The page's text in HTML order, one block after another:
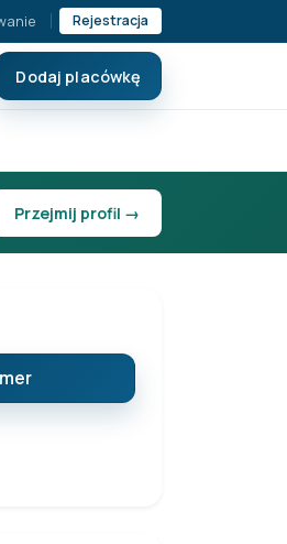
Rejestracja
Dodaj placówkę
Przejmij profil →